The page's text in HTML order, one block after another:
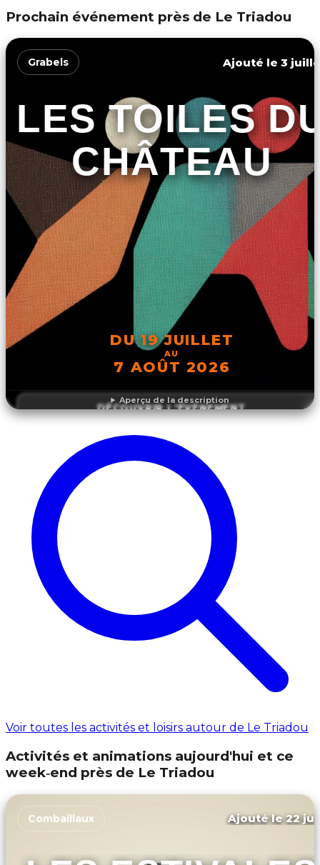
Prochain événement près de Le Triadou
Aperçu de la description
Grabels Ajouté le 3
LES TOILES
CHÂTEAU
DU 19 JUILLET
AU
7 AOÛT 2026
DÉCOUVRIR L'ÉVÉNEMENT
Voir toutes les activités et loisirs autour de Le Triadou
Activités et animations aujourd'hui et ce
week‑end près de Le Triadou
Combaillaux Ajouté le 22